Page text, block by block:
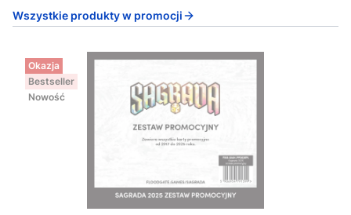
Wszystkie produkty w promocji
Okazja
Bestseller
Nowość